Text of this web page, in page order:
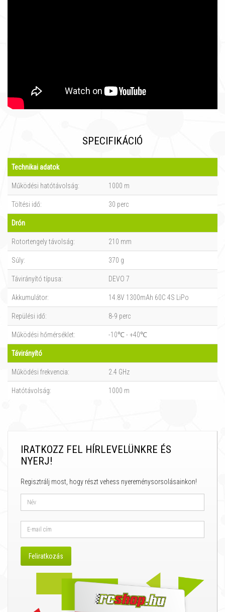
SPECIFIKÁCIÓ
Technikai adatok
Működési hatótávolság: 1000 m
Töltési idő: 30 perc
Drón
Rotortengely távolság: 210 mm
Súly: 370 g
Távirányító típusa: DEVO 7
Akkumulátor: 14.8V 1300mAh 60C 4S LiPo
Repülési idő: 8-9 perc
Működési hőmérséklet: -10℃ - +40℃
Távirányító
Működési frekvencia: 2.4 GHz
Hatótávolság: 1000 m
IRATKOZZ FEL HÍRLEVELÜNKRE ÉS
NYERJ!
Regisztrálj most, hogy részt vehess nyereménysorsolásainkon!